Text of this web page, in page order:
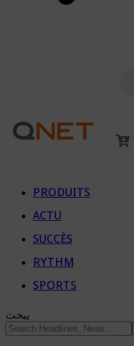
PRODUITS
ACTU
SUCCÈS
RYTHM
SPORTS
يبحث